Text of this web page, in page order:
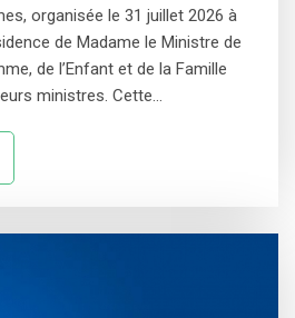
organisée le 31 juillet 2026 à
de Madame le Ministre de
de l’Enfant et de la Famille
ministres. Cette…